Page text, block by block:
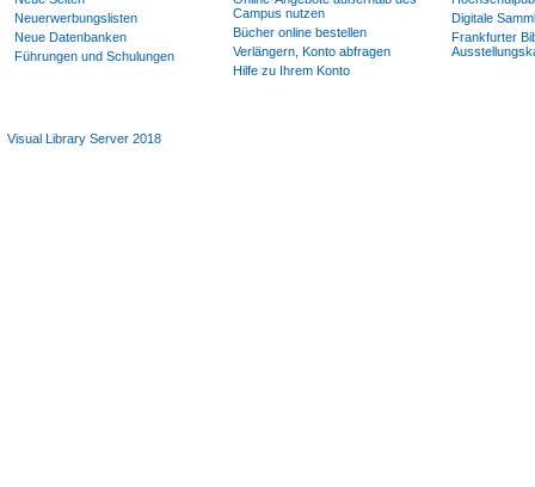
Neuerwerbungslisten
Neue Datenbanken
Führungen und Schulungen
Campus nutzen
Bücher online bestellen
Verlängern, Konto abfragen
Hilfe zu Ihrem Konto
Digitale
Frankfurter
Visual Library Server 2018